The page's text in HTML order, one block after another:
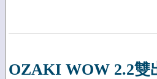
OZAKI WOW 2.2雙